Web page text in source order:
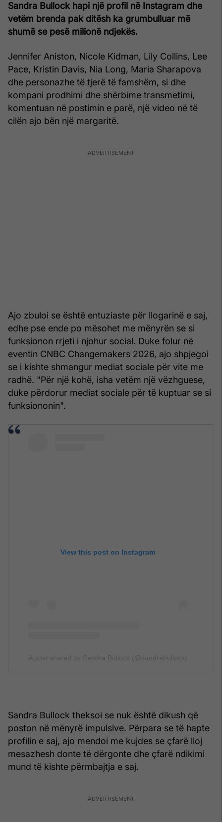
Sandra Bullock hapi një profil në Instagram dhe
vetëm brenda pak ditësh ka grumbulluar më
shumë se pesë milionë ndjekës.
Jennifer Aniston, Nicole Kidman, Lily Collins, Lee
Pace, Kristin Davis, Nia Long, Maria Sharapova
dhe personazhe të tjerë të famshëm, si dhe
kompani prodhimi dhe shërbime transmetimi,
komentuan në postimin e parë, një video në të
cilën ajo bën një margaritë.
Ajo zbuloi se është entuziaste për llogarinë e saj,
edhe pse ende po mësohet me mënyrën se si
funksionon rrjeti i njohur social. Duke folur në
eventin CNBC Changemakers 2026, ajo shpjegoi
se i kishte shmangur mediat sociale për vite me
radhë. "Për një kohë, isha vetëm një vëzhguese,
duke përdorur mediat sociale për të kuptuar se si
funksiononin".
View this post on Instagram
Sandra Bullock theksoi se nuk është dikush që
poston në mënyrë impulsive. Përpara se të hapte
profilin e saj, ajo mendoi me kujdes se çfarë lloj
mesazhesh donte të dërgonte dhe çfarë ndikimi
mund të kishte përmbajtja e saj.